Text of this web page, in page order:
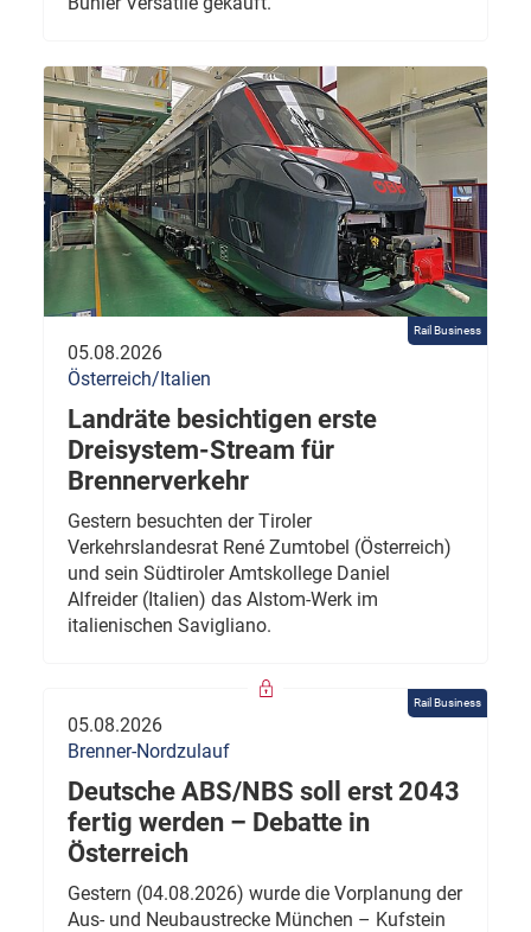
Rail Business
05.08.2026
Österreich/Italien
Landräte besichtigen erste
Dreisystem-Stream für
Brennerverkehr
Gestern besuchten der Tiroler
Verkehrslandesrat René Zumtobel (Österreich)
und sein Südtiroler Amtskollege Daniel
Alfreider (Italien) das Alstom-Werk im
italienischen Savigliano.
Rail Business
05.08.2026
Brenner-Nordzulauf
Deutsche ABS/NBS soll erst 2043
fertig werden – Debatte in
Österreich
Gestern (04.08.2026) wurde die Vorplanung der
Aus- und Neubaustrecke München – Kufstein